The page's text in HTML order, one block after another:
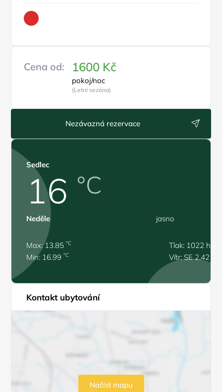
Cena od: 1600 Kč
pokoj/noc
(Letní sezóna)
Nezávazná rezervace
Sedlec
16 °C
Neděle jasno
Max: 13.85°C
Min: 16.99°C
Tlak: 1022 hPa
Vítr: SE 2.42 m/
Kontakt ubytování
Načíst mapu